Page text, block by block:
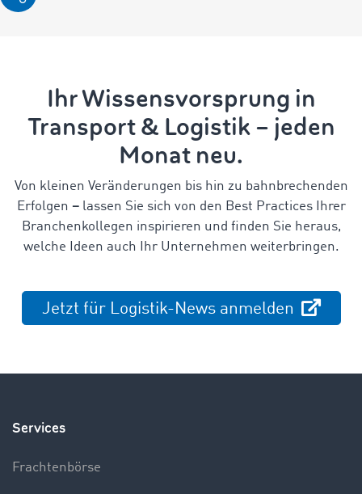
Ihr Wissensvorsprung in
Transport & Logistik – jeden
Monat neu.
Von kleinen Veränderungen bis hin zu bahnbrechenden
Erfolgen –lassen Sie sich von den Best Practices Ihrer
Branchenkollegen inspirieren und finden Sie heraus,
welche Ideen auch Ihr Unternehmen weiterbringen.
Jetzt für Logistik-News anmelden
Services
Frachtenbörse